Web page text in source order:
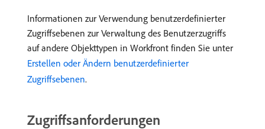
Informationen zur Verwendung benutzerdefinierter
Zugriffsebenen zur Verwaltung des Benutzerzugriffs
auf andere Objekttypen in Workfront finden Sie unter
Erstellen oder Ändern benutzerdefinierter
Zugriffsebenen.
Zugriffsanforderungen